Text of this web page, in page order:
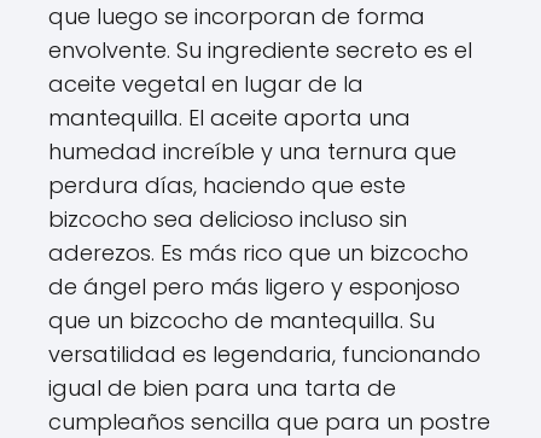
que luego se incorporan de forma
envolvente. Su ingrediente secreto es el
aceite vegetal en lugar de la
mantequilla. El aceite aporta una
humedad increíble y una ternura que
perdura días, haciendo que este
bizcocho sea delicioso incluso sin
aderezos. Es más rico que un bizcocho
de ángel pero más ligero y esponjoso
que un bizcocho de mantequilla. Su
versatilidad es legendaria, funcionando
igual de bien para una tarta de
cumpleaños sencilla que para un postre